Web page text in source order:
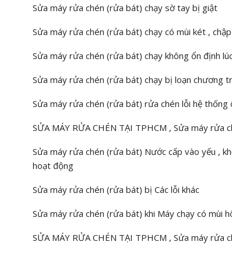
Sửa máy rửa chén (rửa bát) chạy sờ tay bị giật
Sửa máy rửa chén (rửa bát) chạy có mùi két ,
Sửa máy rửa chén (rửa bát) chạy không ổn định
Sửa máy rửa chén (rửa bát) chạy bị loạn chương
Sửa máy rửa chén (rửa bát) rửa chén lỗi hệ thống
SỬA MÁY RỬA CHÉN TẠI TPHCM , Sửa máy rửa
Sửa máy rửa chén (rửa bát) Nước cấp vào yếu ,
hoạt động
Sửa máy rửa chén (rửa bát) bị Các lỗi khác
Sửa máy rửa chén (rửa bát) khi Máy chạy có mùi
SỬA MÁY RỬA CHÉN TẠI TPHCM , Sửa máy